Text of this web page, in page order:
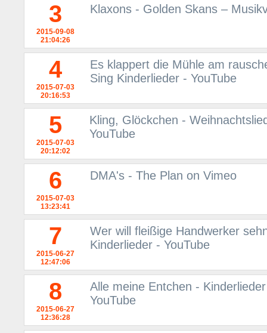
3
2015-09-08
21:04:26
Klaxons - Golden Skans –
4
2015-07-03
20:16:53
Es klappert die Mühle am
Sing Kinderlieder - YouTube
5
2015-07-03
20:12:02
Kling, Glöckchen -
YouTube
6
2015-07-03
13:23:41
DMA's - The Plan on Vimeo
7
2015-06-27
12:47:06
Wer will fleißige Handwerker
Kinderlieder - YouTube
8
2015-06-27
12:36:28
Alle meine Entchen -
YouTube